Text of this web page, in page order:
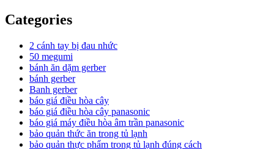
Categories
2 cánh tay bị đau nhức
50 megumi
bánh ăn dặm gerber
bánh gerber
Banh gerber
báo giá điều hòa cây
báo giá điều hòa cây panasonic
báo giá máy điều hòa âm trần panasonic
bảo quản thức ăn trong tủ lạnh
bảo quản thực phẩm trong tủ lạnh đúng cách